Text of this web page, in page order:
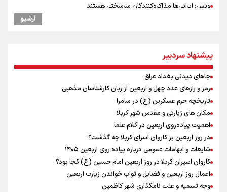
ونس: ایرانی‌ها مذاکره‌کنندگان سرسختی هستند
جابجایی مرکز ثقل اقتصاد جهان انجام شد/ فرصت طلایی برای اقتصاد
اردوی تیم ملی تکواندو
دوچرخه‌سواری در کوهستان؛ جذاب اما بسیار خطرناک
پالایشگاه بزرگ نفت روسیه هدف حمله قرار گرفت
تاریخچه حرم عسکرین (ع) در سامرا
کانال ۱۴ رژیم اسرائیل: عوامل وابسته به ایران در خیابان‌های تل‌آویو قدم
می‌زنند
مهدی حاجی ‌موسایی، ملی‌پوش تکواندوی ایران : با تصمیم فدراسیون در
وزن جدیدی در مسابقات حاضر می شوم
ماهواره‌‌ها خسارت انفجار جبل‌علی امارت را لو دادند
مسعود حجی زواره، مربی تیم ملی تکواندو : تیم جوان و آینده داری را در
اختیار داریم
آرشیو
پیشنهاد سردبیر
جاهای دیدنی بغداد عراق
رمز و رازهای عدد چهل و اربعین از زبان کارشناسان مذهبی
تاریخچه حرم عسکرین (ع) در سامرا
مکان های زیارتی و مقدس شهر کربلا
اهمیت پیاده‌روی اربعین در کلام علما
در روز اربعین بر کاروان اسرای کربلا چه گذشت؟
شایعات و ابهامات عمومی درباره پیاده روی اربعین ۱۴۰۵
کاروان اسیران کربلا در روز اربعین امام حسین (ع) کجا بود؟
اعمال روز اربعین و فضایل و ثواب خواندن زیارت اربعین
وجه تسمیه و علت نامگذاری شهر کاظمین